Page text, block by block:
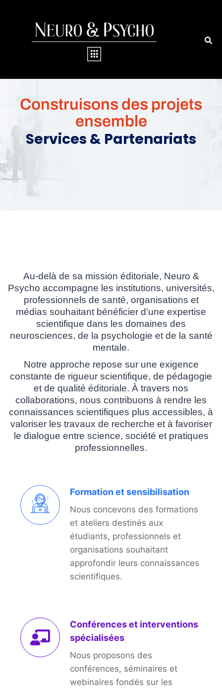
Construisons des projets
ensemble
Services & Partenariats
Au-delà de sa mission éditoriale, Neuro &
Psycho accompagne les institutions, universités,
professionnels de santé, organisations et
médias souhaitant bénéficier d'une expertise
scientifique dans les domaines des
neurosciences, de la psychologie et de la santé
mentale.
Notre approche repose sur une exigence
constante de rigueur scientifique, de pédagogie
et de qualité éditoriale. À travers nos
collaborations, nous contribuons à rendre les
connaissances scientifiques plus accessibles, à
valoriser les travaux de recherche et à favoriser
le dialogue entre science, société et pratiques
professionnelles.
Formation et sensibilisation
Nous concevons des formations
et ateliers destinés aux
étudiants, professionnels et
organisations souhaitant
approfondir leurs connaissances
scientifiques.
Conférences et interventions
spécialisées
Nous proposons des
conférences, séminaires et
webinaires fondés sur les